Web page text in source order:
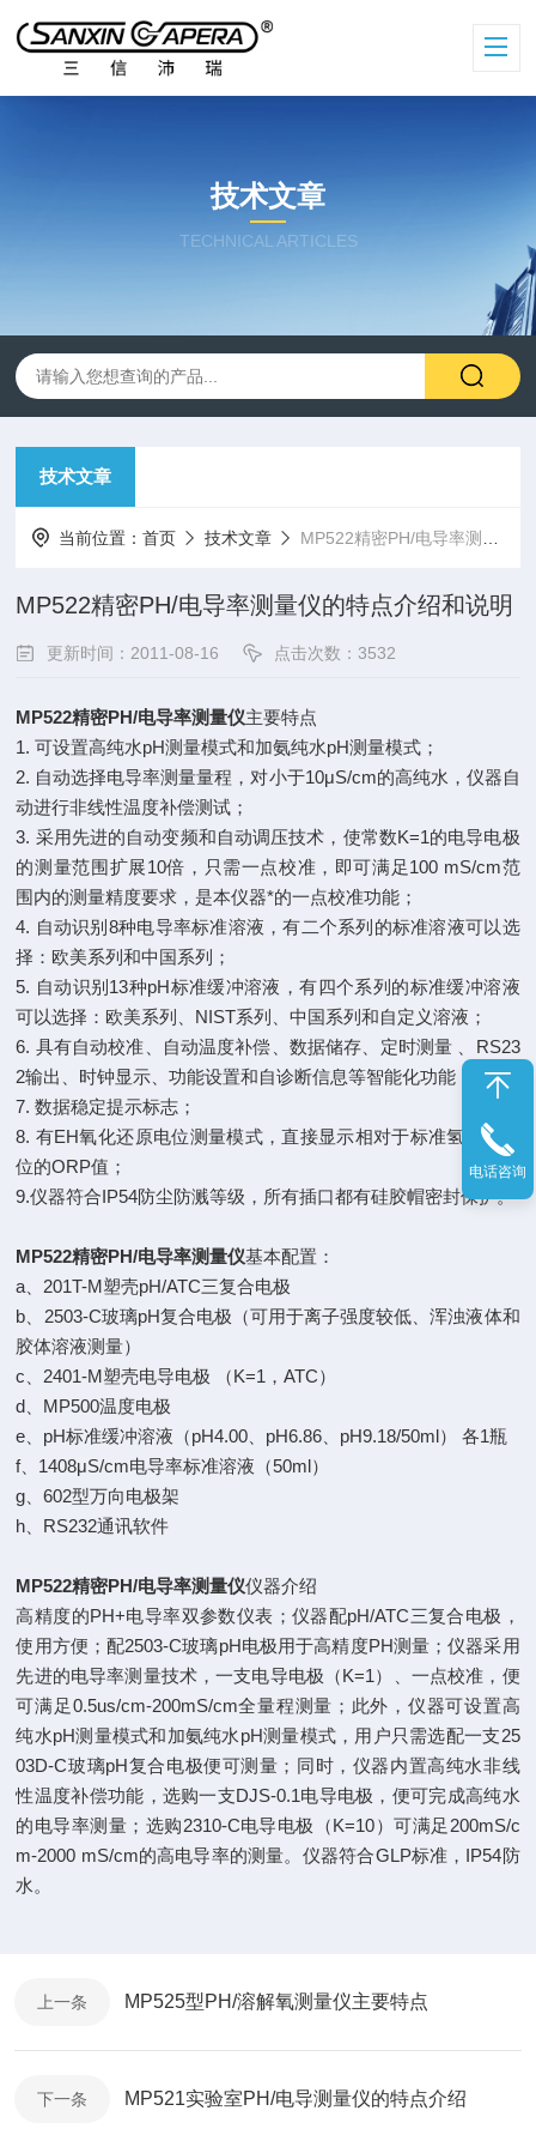
技术文章
TECHNICAL ARTICLES
技术文章
当前位置：首页 技术文章 MP522精密PH/电导率测量仪的特点介绍和说明
MP522精密PH/电导率测量仪的特点介绍和说明
更新时间：2011-08-16 点击次数：3532
MP522精密PH/电导率测量仪主要特点
1. 可设置高纯水pH测量模式和加氨纯水pH测量模式；
2. 自动选择电导率测量量程，对小于10μS/cm的高纯水，仪器自
动进行非线性温度补偿测试；
3. 采用先进的自动变频和自动调压技术，使常数K=1的电导电极
的测量范围扩展10倍，只需一点校准，即可满足100 mS/cm范
围内的测量精度要求，是本仪器*的一点校准功能；
4. 自动识别8种电导率标准溶液，有二个系列的标准溶液可以选
择：欧美系列和中国系列；
5. 自动识别13种pH标准缓冲溶液，有四个系列的标准缓冲溶液
可以选择：欧美系列、NIST系列、中国系列和自定义溶液；
6. 具有自动校准、自动温度补偿、数据储存、定时测量 、RS23
2输出、时钟显示、功能设置和自诊断信息等智能化功能；
7. 数据稳定提示标志；
8. 有EH氧化还原电位测量模式，直接显示相对于标准氢电极电
位的ORP值；
9.仪器符合IP54防尘防溅等级，所有插口都有硅胶帽密封保护。
MP522精密PH/电导率测量仪基本配置：
a、201T-M塑壳pH/ATC三复合电极
b、2503-C玻璃pH复合电极（可用于离子强度较低、浑浊液体和
胶体溶液测量）
c、2401-M塑壳电导电极 （K=1，ATC）
d、MP500温度电极
e、pH标准缓冲溶液（pH4.00、pH6.86、pH9.18/50ml） 各1瓶
f、1408μS/cm电导率标准溶液（50ml）
g、602型万向电极架
h、RS232通讯软件
MP522精密PH/电导率测量仪仪器介绍
高精度的PH+电导率双参数仪表；仪器配pH/ATC三复合电极，
使用方便；配2503-C玻璃pH电极用于高精度PH测量；仪器采用
先进的电导率测量技术，一支电导电极（K=1）、一点校准，便
可满足0.5us/cm-200mS/cm全量程测量；此外，仪器可设置高
纯水pH测量模式和加氨纯水pH测量模式，用户只需选配一支25
03D-C玻璃pH复合电极便可测量；同时，仪器内置高纯水非线
性温度补偿功能，选购一支DJS-0.1电导电极，便可完成高纯水
的电导率测量；选购2310-C电导电极（K=10）可满足200mS/c
m-2000 mS/cm的高电导率的测量。仪器符合GLP标准，IP54防
水。
上一条 MP525型PH/溶解氧测量仪主要特点
下一条 MP521实验室PH/电导测量仪的特点介绍
电话咨询